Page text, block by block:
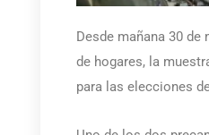
Desde mañana 30
de hogares, la
para las elecciones